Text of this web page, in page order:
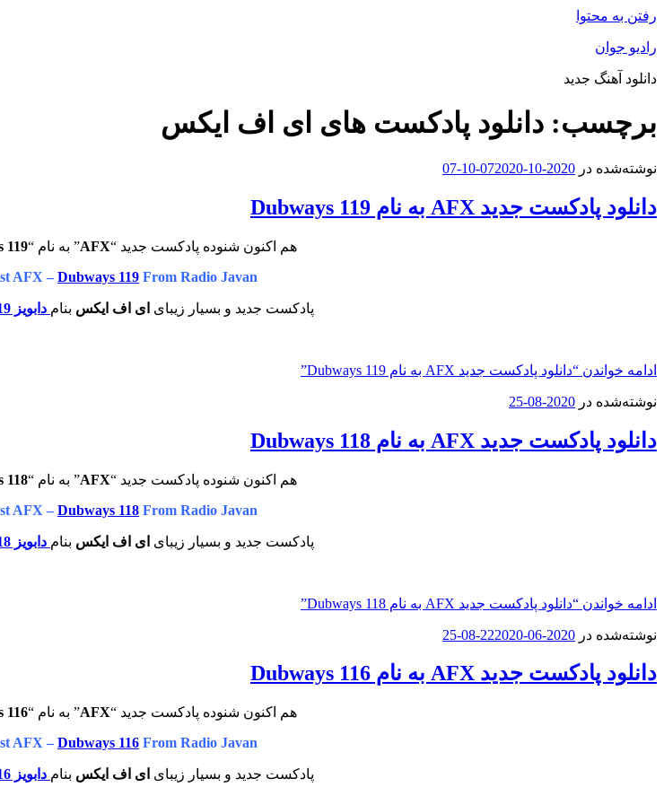
رفتن به محتوا
رادیو جوان
دانلود آهنگ جدید
برچسب: دانلود پادکست های ای اف ایکس
نوشته‌شده در 2020-10-07
2020-10-07
دانلود پادکست جدید AFX به نام Dubways 119
هم اکنون شنوده پادکست جدید “AFX” به نام “119
AFX – Dubways 119 From Radio Javan
پادکست جدید و بسیار زیبای ای اف ایکس بنام دابویز 119
ادامه خواندن “دانلود پادکست جدید AFX به نام Dubways 119”
نوشته‌شده در 2020-08-25
دانلود پادکست جدید AFX به نام Dubways 118
هم اکنون شنوده پادکست جدید “AFX” به نام “118
AFX – Dubways 118 From Radio Javan
پادکست جدید و بسیار زیبای ای اف ایکس بنام دابویز 118
ادامه خواندن “دانلود پادکست جدید AFX به نام Dubways 118”
نوشته‌شده در 2020-06-22
2020-08-25
دانلود پادکست جدید AFX به نام Dubways 116
هم اکنون شنوده پادکست جدید “AFX” به نام “116
AFX – Dubways 116 From Radio Javan
پادکست جدید و بسیار زیبای ای اف ایکس بنام دابویز 116